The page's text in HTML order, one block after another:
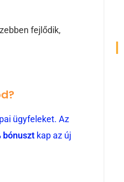
fejlődik,
ügyfeleket. Az
bónuszt kap az új